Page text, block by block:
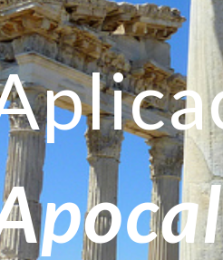
Skip to